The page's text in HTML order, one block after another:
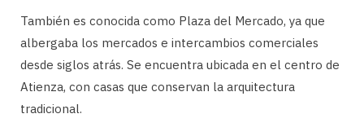
También es conocida como Plaza del Mercado, ya que
albergaba los mercados e intercambios comerciales
desde siglos atrás. Se encuentra ubicada en el centro de
Atienza, con casas que conservan la arquitectura
tradicional.